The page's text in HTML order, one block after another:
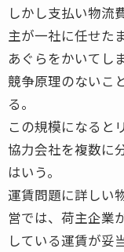
しかし支払い物流
主が一社に任せた
あぐらをかいてし
競争原理のないこ
る。
この規模になると
協力会社を複数に
はいう。
運賃問題に詳しい
営では、荷主企業
している運賃が妥